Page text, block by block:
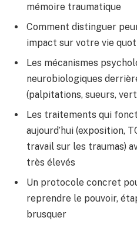
mémoire traumatique
Comment distinguer
impact sur votre vie
Les mécanismes
neurobiologiques
(palpitations, sueurs,
Les traitements qui
aujourd’hui (exposition,
travail sur les traumas)
très élevés
Un protocole concret
reprendre le pouvoir,
brusquer